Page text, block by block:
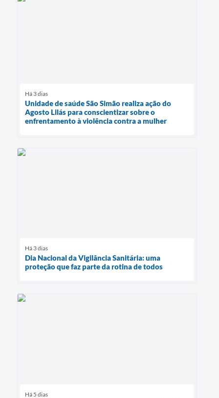
Há 3 dias
Unidade de saúde São Simão realiza ação do
Agosto Lilás para conscientizar sobre o
enfrentamento à violência contra a mulher
Há 3 dias
Dia Nacional da Vigilância Sanitária: uma
proteção que faz parte da rotina de todos
Há 5 dias